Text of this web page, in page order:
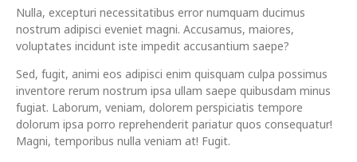
Nulla, excepturi necessitatibus error numquam ducimus
nostrum adipisci eveniet magni. Accusamus, maiores,
voluptates incidunt iste impedit accusantium saepe?
Sed, fugit, animi eos adipisci enim quisquam culpa possimus
inventore rerum nostrum ipsa ullam saepe quibusdam minus
fugiat. Laborum, veniam, dolorem perspiciatis tempore
dolorum ipsa porro reprehenderit pariatur quos consequatur!
Magni, temporibus nulla veniam at! Fugit.